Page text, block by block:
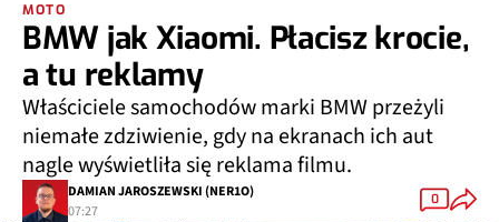
MOTO
BMW jak Xiaomi. Płacisz krocie,
a tu reklamy
Właściciele samochodów marki BMW przeżyli
niemałe zdziwienie, gdy na ekranach ich aut
nagle wyświetliła się reklama filmu.
DAMIAN JAROSZEWSKI (NER1O)
07:27
0